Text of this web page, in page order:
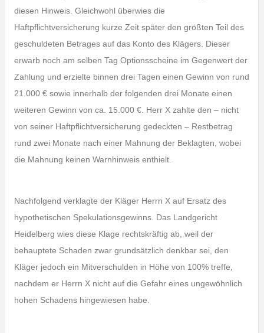
diesen Hinweis. Gleichwohl überwies die
Haftpflichtversicherung kurze Zeit später den größten Teil des
geschuldeten Betrages auf das Konto des Klägers. Dieser
erwarb noch am selben Tag Optionsscheine im Gegenwert der
Zahlung und erzielte binnen drei Tagen einen Gewinn von rund
21.000 € sowie innerhalb der folgenden drei Monate einen
weiteren Gewinn von ca. 15.000 €. Herr X zahlte den – nicht
von seiner Haftpflichtversicherung gedeckten – Restbetrag
rund zwei Monate nach einer Mahnung der Beklagten, wobei
die Mahnung keinen Warnhinweis enthielt.
Nachfolgend verklagte der Kläger Herrn X auf Ersatz des
hypothetischen Spekulationsgewinns. Das Landgericht
Heidelberg wies diese Klage rechtskräftig ab, weil der
behauptete Schaden zwar grundsätzlich denkbar sei, den
Kläger jedoch ein Mitverschulden in Höhe von 100% treffe,
nachdem er Herrn X nicht auf die Gefahr eines ungewöhnlich
hohen Schadens hingewiesen habe.